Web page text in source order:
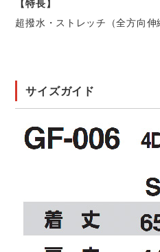
【特長】
超撥水・ストレッチ（全方向
サイズガイド